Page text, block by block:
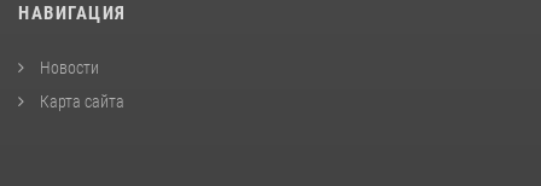
НАВИГАЦИЯ
Новости
Карта сайта